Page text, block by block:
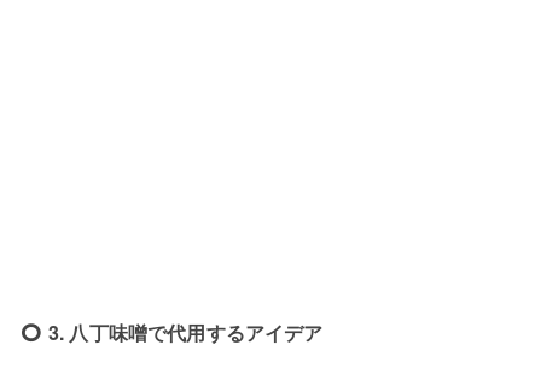
3. 八丁味噌で代用するアイデア